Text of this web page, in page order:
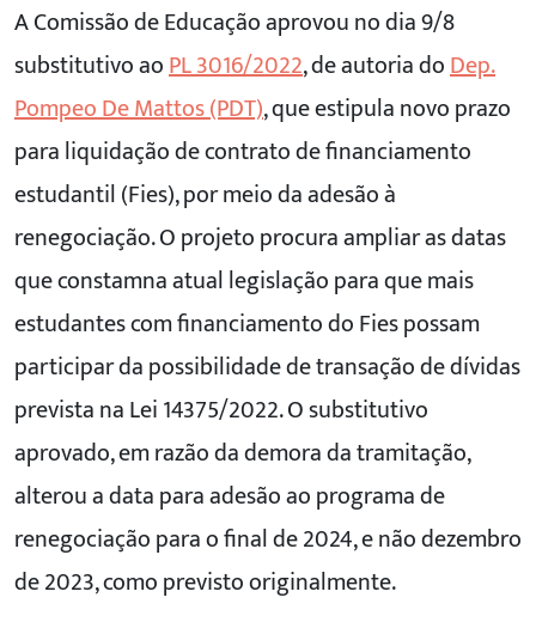
A Comissão de Educação aprovou no dia 9/8
substitutivo aoPL 3016/2022, de autoria doDep.
Pompeo De Mattos (PDT), que estipula novo prazo
para liquidação de contrato de financiamento
estudantil (Fies), por meio da adesão à
renegociação. O projeto procura ampliar as datas
que constamna atual legislação para que mais
estudantes com financiamento do Fies possam
participar da possibilidade de transação de dívidas
prevista na Lei 14375/2022. O substitutivo
aprovado, em razão da demora da tramitação,
alterou a data para adesão ao programa de
renegociação para o final de 2024, e não dezembro
de 2023, como previsto originalmente.